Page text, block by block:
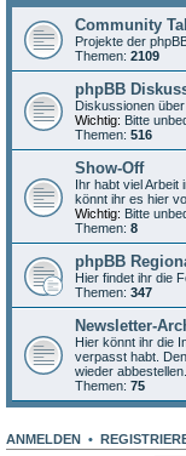
Community
Projekte der
Themen: 2109
phpBB
Diskussionen
Wichtig: Bitte
Themen: 516
Show-Off
Ihr habt viel
könnt ihr es hier
Wichtig: Bitte
Themen: 8
phpBB
Hier findet ihr die
Themen: 347
Newsletter-
Hier könnt ihr die
verpasst habt.
wieder abbestellen.
Themen: 75
ANMELDEN •